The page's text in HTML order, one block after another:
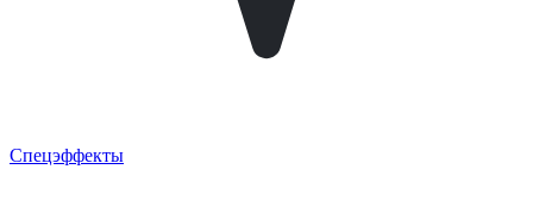
Спецэффекты